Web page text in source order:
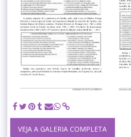
VEJA A GALERIA COMPLETA